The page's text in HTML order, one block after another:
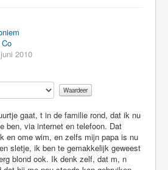
2010
gaat, t in de familie rond, dat ik nu
ben, via internet en telefoon. Dat
en ome wim, en zelfs mijn papa is nu
sletje, ik ben te gemakkelijk geweest
blond ook. Ik denk zelf, dat m, n